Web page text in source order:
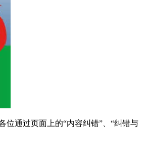
通过页面上的“内容纠错”、“纠错与